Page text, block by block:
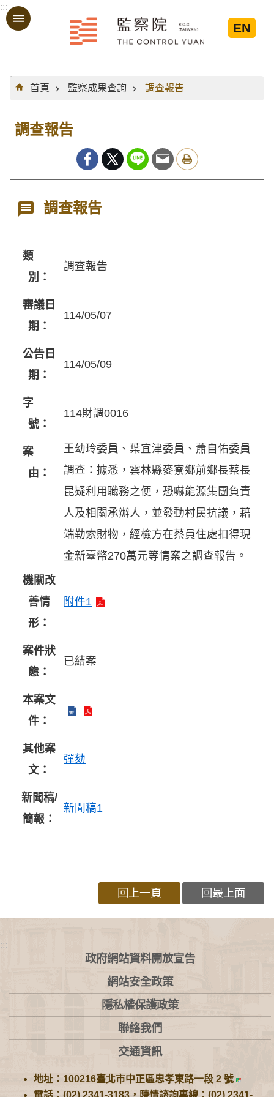
跳到主要內容區塊
:::
EN
:::
首頁
監察成果查詢 調查報告
調查報告
調查報告
類
別：
調查報告
審議日
期：
114/05/07
公告日
期：
114/05/09
字
號：
114財調0016
案
由：
王幼玲委員、葉宜津委員、蕭自佑委員
調查：據悉，雲林縣麥寮鄉前鄉長蔡長
昆疑利用職務之便，恐嚇能源集團負責
人及相關承辦人，並發動村民抗議，藉
端勒索財物，經檢方在蔡員住處扣得現
金新臺幣270萬元等情案之調查報告。
機關改
善情
形：
附件1
案件狀
態：
已結案
本案文
件：
其他案
文：
彈劾
新聞稿/
簡報：
新聞稿1
回上一頁 回最上面
:::
政府網站資料開放宣告
網站安全政策
隱私權保護政策
聯絡我們
交通資訊
地址：100216臺北市中正區忠孝東路一段 2 號